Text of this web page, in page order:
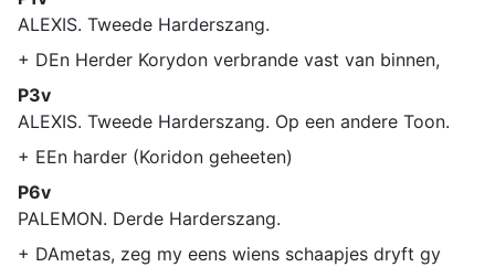
ALEXIS. Tweede Harderszang.
+ DEn Herder Korydon verbrande vast van binnen,
P3v
ALEXIS. Tweede Harderszang. Op een andere Toon.
+ EEn harder (Koridon geheeten)
P6v
PALEMON. Derde Harderszang.
+ DAmetas, zeg my eens wiens schaapjes dryft gy